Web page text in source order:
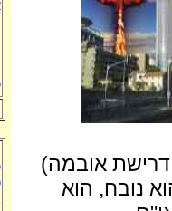
אובמה)
נובח, הוא